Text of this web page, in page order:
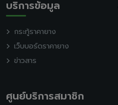
บริการข้อมูล
กระทู้ราคายาง
เว็บบอร์ดราคายาง
ข่าวสาร
ศูนย์บริการสมาชิก